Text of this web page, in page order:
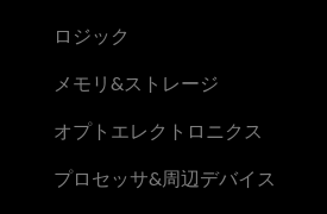
ロジック
メモリ&ストレージ
オプトエレクトロニクス
プロセッサ&周辺デバイス